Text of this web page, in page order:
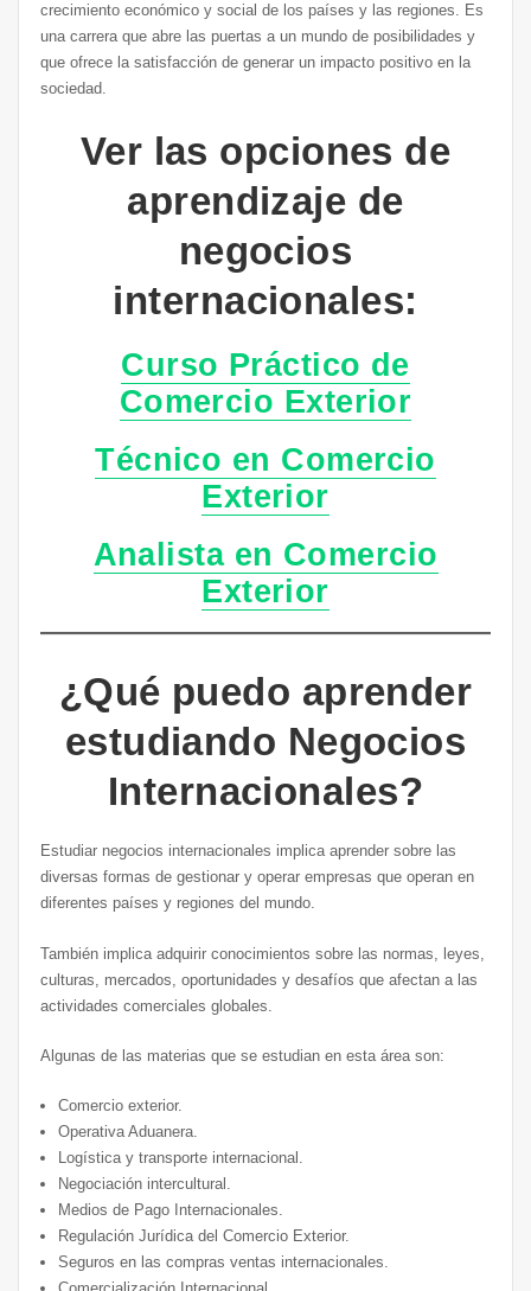
crecimiento económico y social de los países y las regiones. Es
una carrera que abre las puertas a un mundo de posibilidades y
que ofrece la satisfacción de generar un impacto positivo en la
sociedad.
Ver las opciones de
aprendizaje de
negocios
internacionales:
Curso Práctico de
Comercio Exterior
Técnico en Comercio
Exterior
Analista en Comercio
Exterior
¿Qué puedo aprender
estudiando Negocios
Internacionales?
Estudiar negocios internacionales implica aprender sobre las
diversas formas de gestionar y operar empresas que operan en
diferentes países y regiones del mundo.
También implica adquirir conocimientos sobre las normas, leyes,
culturas, mercados, oportunidades y desafíos que afectan a las
actividades comerciales globales.
Algunas de las materias que se estudian en esta área son:
Comercio exterior.
Operativa Aduanera.
Logística y transporte internacional.
Negociación intercultural.
Medios de Pago Internacionales.
Regulación Jurídica del Comercio Exterior.
Seguros en las compras ventas internacionales.